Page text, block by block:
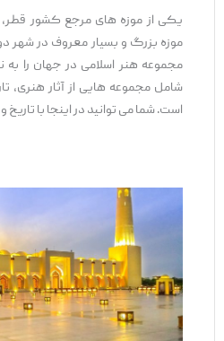
یکی از موزه های مرجع کشور قطر،
موزه بزرگ و بسیار معروف در شهر
مجموعه هنر اسلامی در جهان را به
شامل مجموعه ‌هایی از آثار هنری،
است. شما می‌ توانید در اینجا با تاریخ